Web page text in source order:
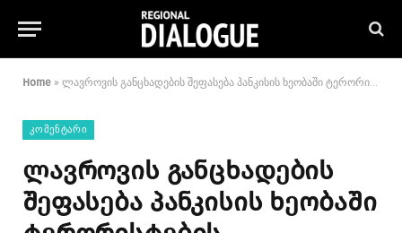
Home » ლავროვის განცხადების შეფასება პანკისის ხეობაში ტერორისტების არსებობასთან დაკავშირებით
ᲙᲝᲛᲔᲜᲢᲐᲠᲘ
ლავროვის განცხადების
შეფასება პანკისის ხეობაში